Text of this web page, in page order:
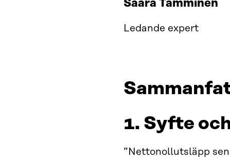
Saara Tamminen
Ledande expert
1. Syfte
”Nettonollutsläpp